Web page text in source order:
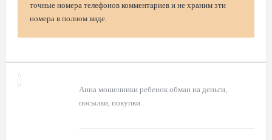
точные номера телефонов комментариев и не храним эти
номера в полном виде.
Анна мошенники ребенок обман на деньги,
посылки, покупки